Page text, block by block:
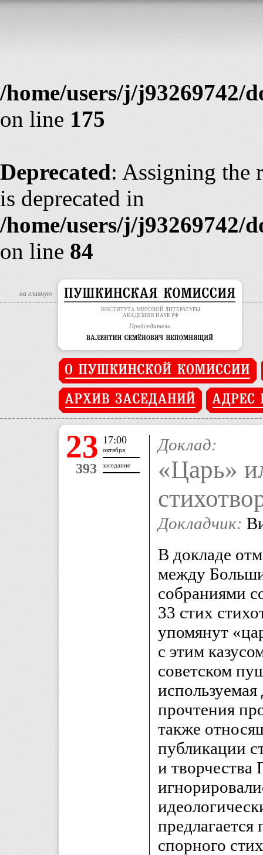
/home/users/j/j93269742/
on line 175
Deprecated: Assigning the
is deprecated in
/home/users/j/j93269742/
on line 84
на главную
ИНСТИТУТА МИРОВОЙ ЛИТЕРАТУРЫ
АКАДЕМИИ НАУК РФ
Председатель
23 17:00
октября
393 заседание
Доклад:
«Царь»
Докладчик:
В докладе
между
собраниями
33 стих
упомянут
с этим
советском
прочтения
также
публикации
и
спорного